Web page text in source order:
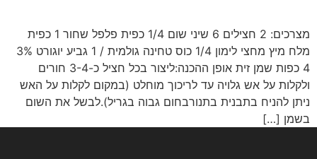
מצרכים: 2 חצילים 6 שיני שום 1/4 כפית פלפל שחור 1 כפית
מלח מיץ מחצי לימון 1/4 כוס טחינה גולמית / 1 גביע יוגורט 3%
4 כפות שמן זית אופן ההכנה:ליצור בכל חציל כ-3-4 חורים
ולקלות על אש גלויה עד לריכוך מוחלט (במקום לקלות על האש
ניתן להניח בתבנית בתנורבחום גבוה בגריל).לבשל את השום
בשמן […]